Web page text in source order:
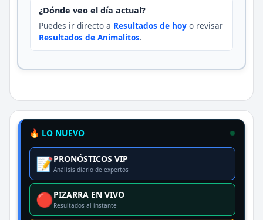
¿Dónde veo el día actual?
Puedes ir directo a Resultados de hoy o revisar
Resultados de Animalitos.
🔥 LO NUEVO
📝PRONÓSTICOS VIP
Análisis diario de expertos
🔴PIZARRA EN VIVO
Resultados al instante